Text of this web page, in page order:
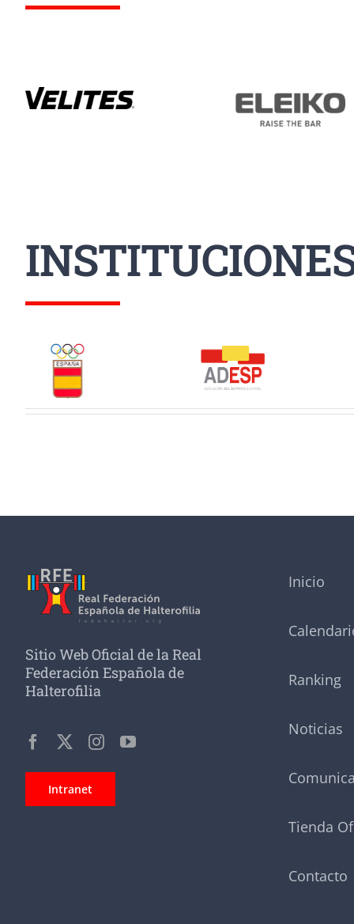
Sitio Web Oficial de la Real
Federación Española de
Halterofilia
Intranet
Inicio
Ranking
Noticias
Tienda
Contacto